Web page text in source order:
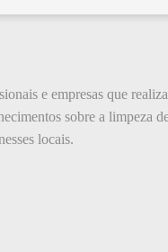
e empresas que
sobre a limpeza
locais.